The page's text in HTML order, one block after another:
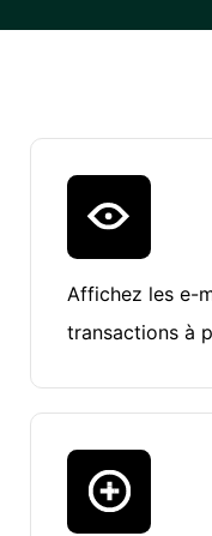
Affichez les e-
transactions à